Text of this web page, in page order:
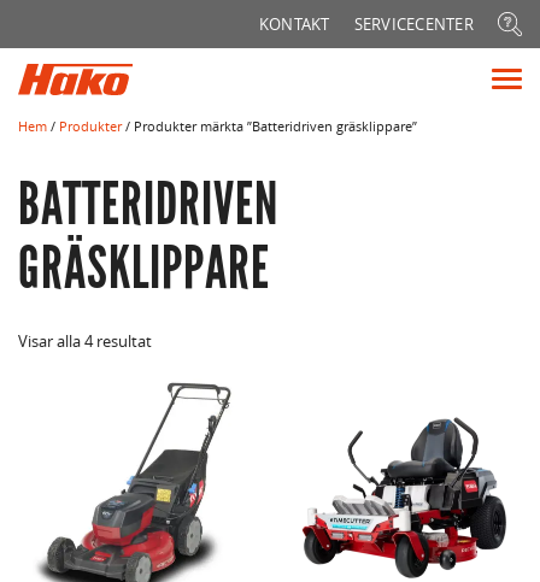
KONTAKT SERVICECENTER
Hem / Produkter/ Produkter märkta ”Batteridriven gräsklippare”
BATTERIDRIVEN
GRÄSKLIPPARE
Visar alla 4 resultat